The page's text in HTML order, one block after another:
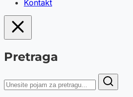
Kontakt
Pretraga